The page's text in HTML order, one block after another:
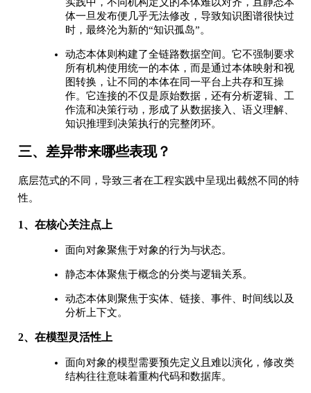
体一旦发布便几乎无法修改，导致知识图谱很快过
时，最终沦为新的“知识孤岛”。
动态本体则构建了全链路数据空间。它不强制要求
所有机构使用统一的本体，而是通过本体映射和视
图转换，让不同的本体在同一平台上共存和互操
作。它连接的不仅是原始数据，还有分析逻辑、工
作流和决策行动，形成了从数据接入、语义理解、
知识推理到决策执行的完整闭环。
三、差异带来哪些表现？
底层范式的不同，导致三者在工程实践中呈现出截然不同的特
性。
1、在核心关注点上
面向对象聚焦于对象的行为与状态。
静态本体聚焦于概念的分类与逻辑关系。
动态本体则聚焦于实体、链接、事件、时间线以及
分析上下文。
2、在模型灵活性上
面向对象的模型需要预先定义且难以演化，修改类
结构往往意味着重构代码和数据库。